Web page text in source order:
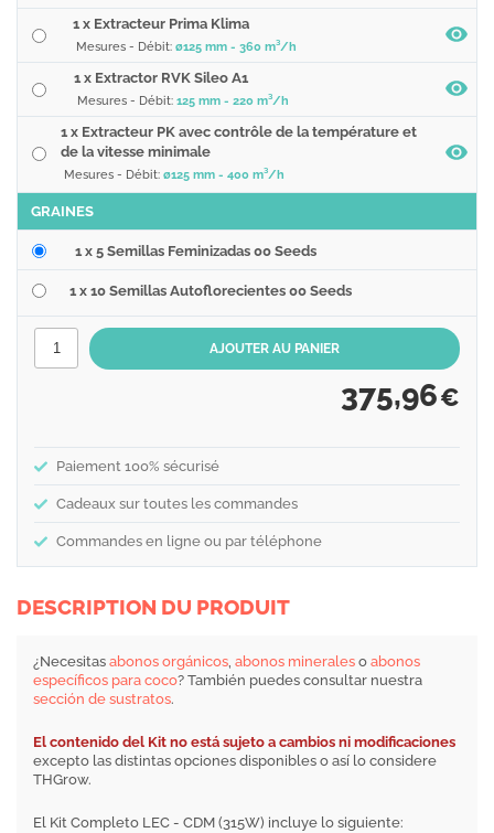
1 x Extracteur Prima Klima
Mesures - Débit: ø125 mm - 360 m³/h
1 x Extractor RVK Sileo A1
Mesures - Débit: 125 mm - 220 m³/h
1 x Extracteur PK avec contrôle de la température et
de la vitesse minimale
Mesures - Débit: ø125 mm - 400 m³/h
GRAINES
1 x 5 Semillas Feminizadas 00 Seeds
1 x 10 Semillas Autoflorecientes 00 Seeds
375,96€
Paiement 100% sécurisé
Cadeaux sur toutes les commandes
Commandes en ligne ou par téléphone
DESCRIPTION DU PRODUIT
¿Necesitas abonos orgánicos, abonos minerales o abonos
específicos para coco? También puedes consultar nuestra
sección de sustratos.
El contenido del Kit no está sujeto a cambios ni modificaciones
excepto las distintas opciones disponibles o así lo considere
THGrow.
El Kit Completo LEC - CDM (315W) incluye lo siguiente: